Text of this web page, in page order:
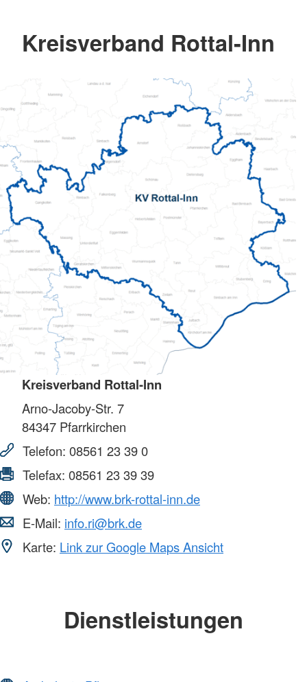
Kreisverband Rottal-Inn
Kreisverband Rottal-Inn
Arno-Jacoby-Str. 7
84347 Pfarrkirchen
Telefon: 08561 23 39 0
Telefax: 08561 23 39 39
Web: http://www.brk-rottal-inn.de
E-Mail: info.ri@brk.de
Karte: Link zur Google Maps Ansicht
Dienstleistungen